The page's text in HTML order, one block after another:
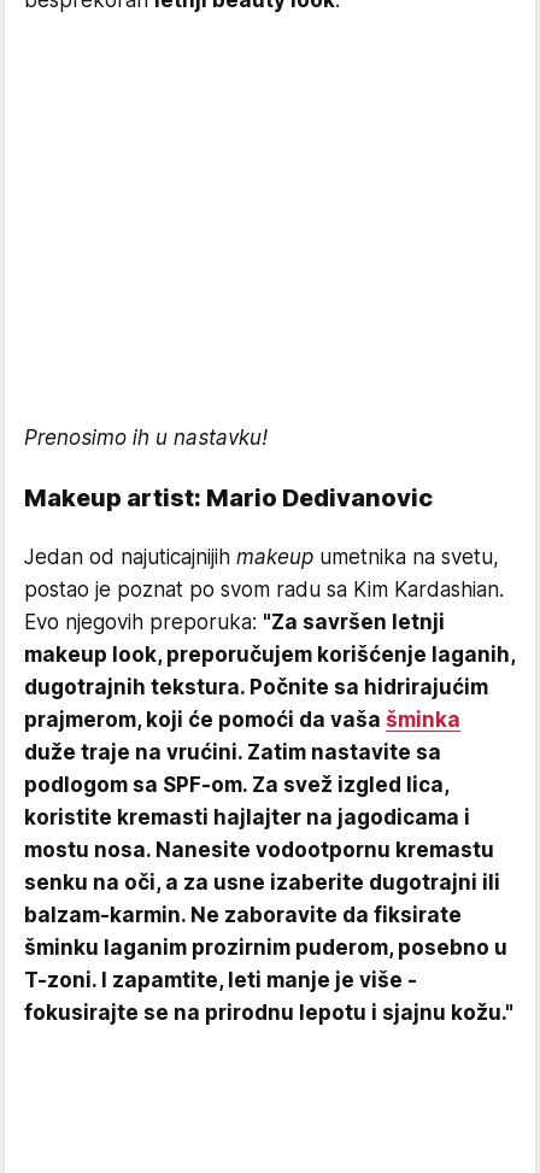
Prenosimo ih u nastavku!
Makeup artist: Mario Dedivanovic
Jedan od najuticajnijih makeup umetnika na svetu,
postao je poznat po svom radu sa Kim Kardashian.
Evo njegovih preporuka: "Za savršen letnji
makeup look, preporučujem korišćenje laganih,
dugotrajnih tekstura. Počnite sa hidrirajućim
prajmerom, koji će pomoći da vaša šminka
duže traje na vrućini. Zatim nastavite sa
podlogom sa SPF-om. Za svež izgled lica,
koristite kremasti hajlajter na jagodicama i
mostu nosa. Nanesite vodootpornu kremastu
senku na oči, a za usne izaberite dugotrajni ili
balzam-karmin. Ne zaboravite da fiksirate
šminku laganim prozirnim puderom, posebno u
T-zoni. I zapamtite, leti manje je više -
fokusirajte se na prirodnu lepotu i sjajnu kožu."